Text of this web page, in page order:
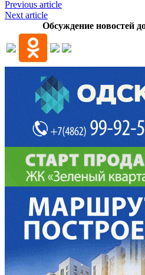
Previous article
Next article
Обсуждение новостей